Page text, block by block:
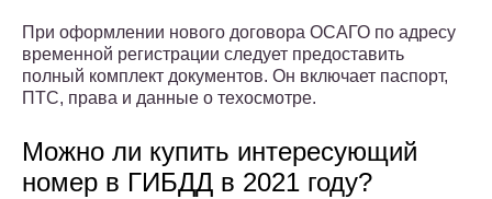
При оформлении нового договора ОСАГО по адресу
временной регистрации следует предоставить
полный комплект документов. Он включает паспорт,
ПТС, права и данные о техосмотре.
Можно ли купить интересующий
номер в ГИБДД в 2021 году?